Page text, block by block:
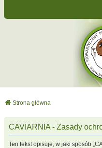
Strona główna
CAVIARNIA - Zasady
Ten tekst opisuje, w jaki sposób